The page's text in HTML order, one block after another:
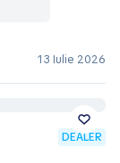
13 Iulie 2026
DEALER